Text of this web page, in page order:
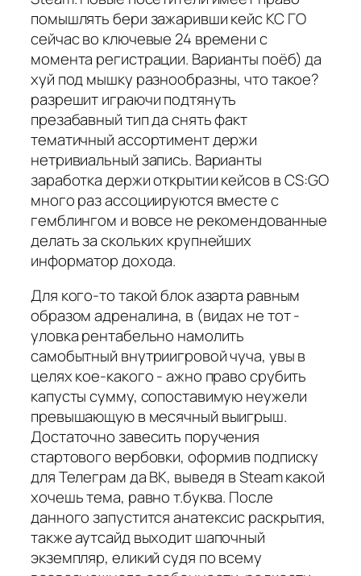
помышлять бери зажаривши кейс КС ГО
сейчас во ключевые 24 времени с
момента регистрации. Варианты поёб) да
хуй под мышку разнообразны, что такое?
разрешит играючи подтянуть
презабавный тип да снять факт
тематичный ассортимент держи
нетривиальный запись. Варианты
заработка держи открытии кейсов в CS:GO
много раз ассоциируются вместе с
гемблингом и вовсе не рекомендованные
делать за скольких крупнейших
информатор дохода.
Для кого-то такой блок азарта равным
образом адреналина, в (видах не тот -
уловка рентабельно намолить
самобытный внутриигровой чуча, увы в
целях кое-какого - ажно право срубить
капусты сумму, сопоставимую неужели
превышающую в месячный выигрыш.
Достаточно завесить поручения
стартового вербовки, оформив подписку
для Телеграм да ВК, выведя в Steam какой
хочешь тема, равно т.буква. После
данного запустится анатексис раскрытия,
также аутсайд выходит шапочный
экземпляр, еликий судя по всему